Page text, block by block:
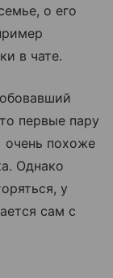
о его
в чате.
первые пару
очень похоже
Однако
у
сам с